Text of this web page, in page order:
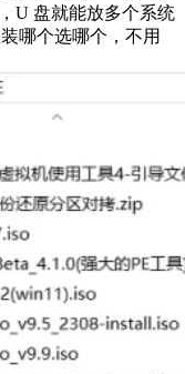
U 盘就能放多个系统
哪个选哪个，不用